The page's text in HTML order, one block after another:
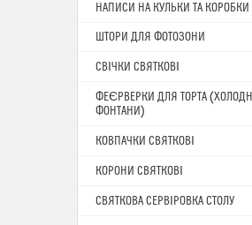
НАПИСИ НА КУЛЬКИ ТА КОРОБКИ
ШТОРИ ДЛЯ ФОТОЗОНИ
СВІЧКИ СВЯТКОВІ
ФЕЄРВЕРКИ ДЛЯ ТОРТА (ХОЛОДНІ
ФОНТАНИ)
КОВПАЧКИ СВЯТКОВІ
КОРОНИ СВЯТКОВІ
СВЯТКОВА СЕРВІРОВКА СТОЛУ